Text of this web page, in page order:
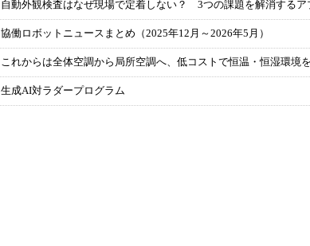
自動外観検査はなぜ現場で定着しない？ 3つの課題を解消するア
協働ロボットニュースまとめ（2025年12月～2026年5月）
これからは全体空調から局所空調へ、低コストで恒温・恒湿環境
生成AI対ラダープログラム